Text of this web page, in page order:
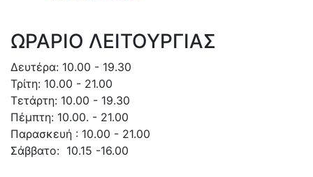
ΩΡΑΡΙΟ ΛΕΙΤΟΥΡΓΙΑΣ
Δευτέρα: 10.00 - 19.30
Τρίτη: 10.00 - 21.00
Τετάρτη: 10.00 - 19.30
Πέμπτη: 10.00. - 21.00
Παρασκευή : 10.00 - 21.00
Σάββατο: 10.15 -16.00